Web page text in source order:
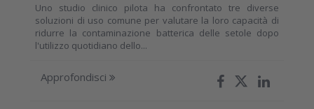
Uno studio clinico pilota ha confrontato tre diverse
soluzioni di uso comune per valutare la loro capacità di
ridurre la contaminazione batterica delle setole dopo
l'utilizzo quotidiano dello...
Approfondisci